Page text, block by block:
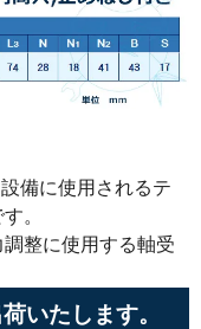
備に使用されるテ
。
整に使用する軸受
いたします。